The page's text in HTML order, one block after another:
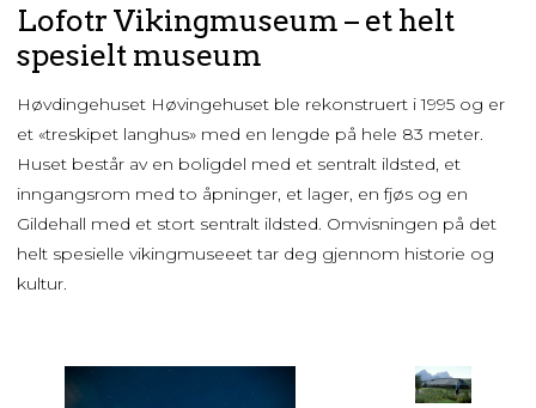
Lofotr Vikingmuseum – et helt
spesielt museum
Høvdingehuset Høvingehuset ble rekonstruert i 1995 og er
et «treskipet langhus» med en lengde på hele 83 meter.
Huset består av en boligdel med et sentralt ildsted, et
inngangsrom med to åpninger, et lager, en fjøs og en
Gildehall med et stort sentralt ildsted. Omvisningen på det
helt spesielle vikingmuseeet tar deg gjennom historie og
kultur.